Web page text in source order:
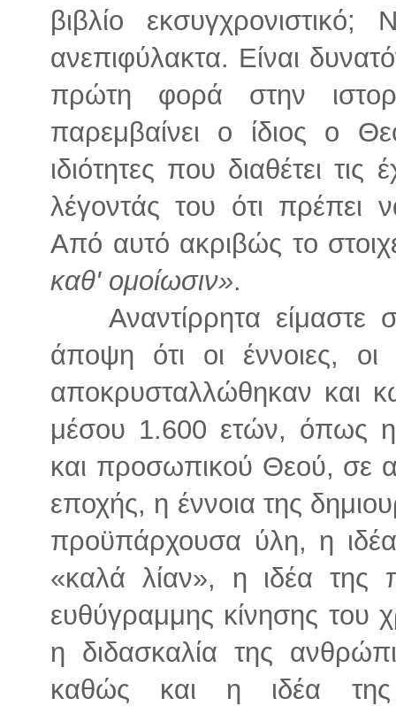
βιβλίο
ανεπιφύλακτα. Είναι
πρώτη φορά στην
παρεμβαίνει ο ίδιος ο
ιδιότητες που διαθέτει
λέγοντάς του ότι πρέπει
Από αυτό ακριβώς το
καθ' ομοίωσιν».
Αναντίρρητα
άποψη ότι οι έννοιες,
αποκρυσταλλώθηκαν και
μέσου 1.600 ετών, όπως η
και προσωπικού Θεού, σε
εποχής, η έννοια της
προϋπάρχουσα ύλη, η
«καλά λίαν», η ιδέα της
ευθύγραμμης κίνησης του
η διδασκαλία της
καθώς και η ιδέα της